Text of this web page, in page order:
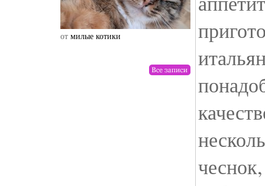
от милые котики от drunktwi